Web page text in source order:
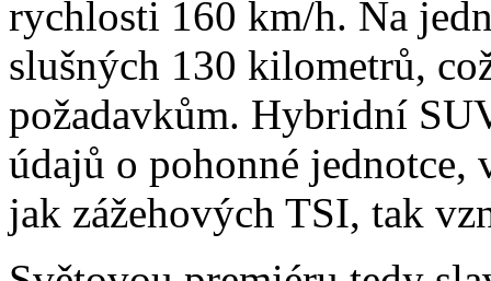
rychlosti 160 km/h. Na
slušných 130 kilometrů,
požadavkům. Hybridní
údajů o pohonné jednotce,
jak zážehových TSI, tak